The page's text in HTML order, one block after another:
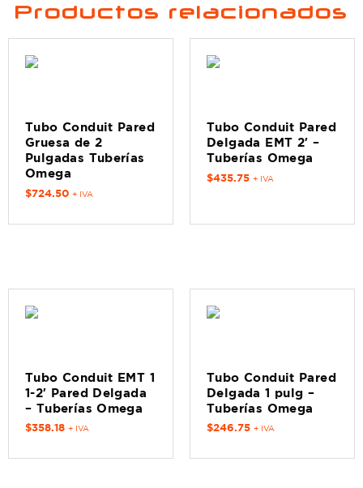
Productos relacionados
Tubo Conduit Pared
Gruesa de 2
Pulgadas Tuberías
Omega
$724.50 + IVA
Tubo Conduit Pared
Delgada EMT 2′ –
Tuberías Omega
$435.75 + IVA
Tubo Conduit EMT 1
1-2′ Pared Delgada
– Tuberías Omega
$358.18 + IVA
Tubo Conduit Pared
Delgada 1 pulg –
Tuberías Omega
$246.75 + IVA